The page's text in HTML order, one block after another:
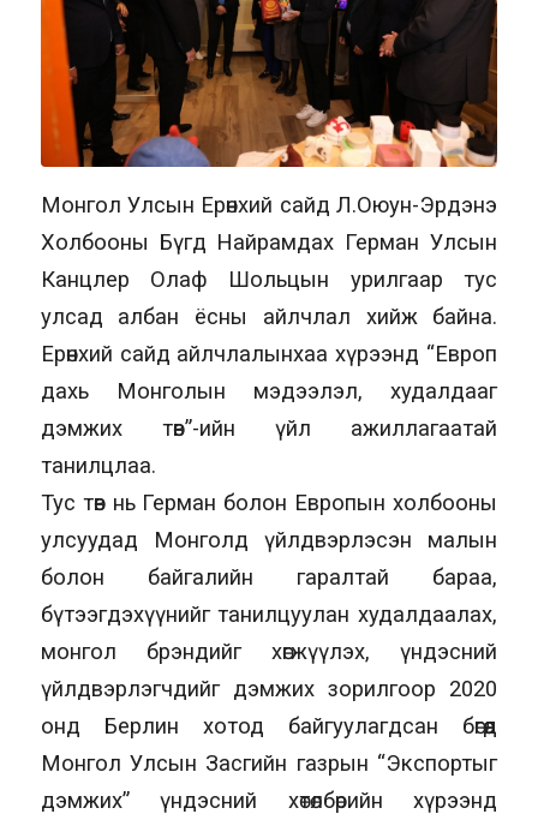
Монгол Улсын Ерөнхий сайд Л.Оюун-Эрдэнэ
Холбооны Бүгд Найрамдах Герман Улсын
Канцлер Олаф Шольцын урилгаар тус
улсад албан ёсны айлчлал хийж байна.
Ерөнхий сайд айлчлалынхаа хүрээнд “Европ
дахь Монголын мэдээлэл, худалдааг
дэмжих төв”-ийн үйл ажиллагаатай
танилцлаа.
Тус төв нь Герман болон Европын холбооны
улсуудад Монголд үйлдвэрлэсэн малын
болон байгалийн гаралтай бараа,
бүтээгдэхүүнийг танилцуулан худалдаалах,
монгол брэндийг хөгжүүлэх, үндэсний
үйлдвэрлэгчдийг дэмжих зорилгоор 2020
онд Берлин хотод байгуулагдсан бөгөөд
Монгол Улсын Засгийн газрын “Экспортыг
дэмжих” үндэсний хөтөлбөрийн хүрээнд